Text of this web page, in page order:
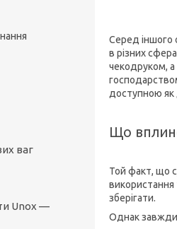
Серед іншого
в різних
чекодруком, а
доступною як
Що
Той факт, що
використання
зберігати.
Однак завжди
ваг
Unox —